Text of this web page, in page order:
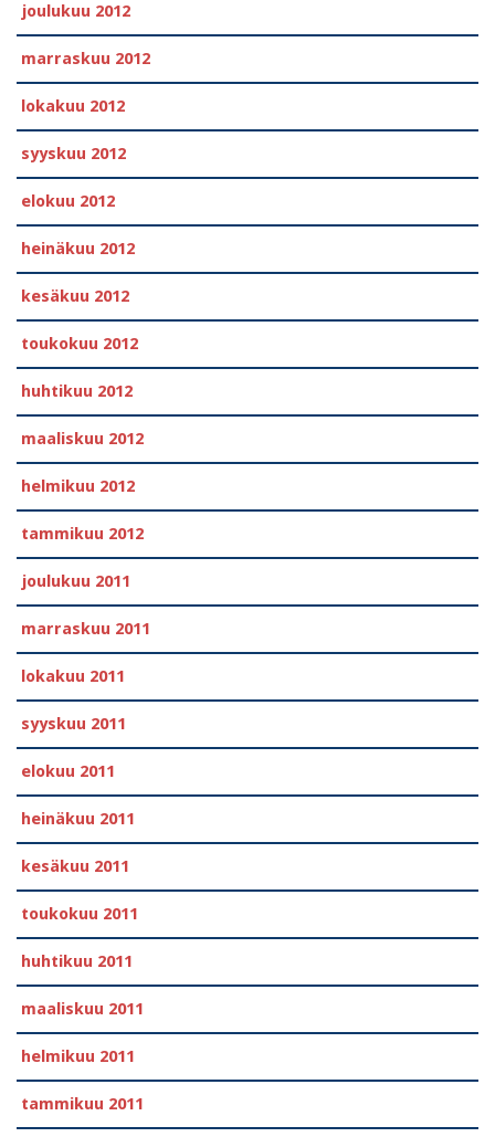
joulukuu 2012
marraskuu 2012
lokakuu 2012
syyskuu 2012
elokuu 2012
heinäkuu 2012
kesäkuu 2012
toukokuu 2012
huhtikuu 2012
maaliskuu 2012
helmikuu 2012
tammikuu 2012
joulukuu 2011
marraskuu 2011
lokakuu 2011
syyskuu 2011
elokuu 2011
heinäkuu 2011
kesäkuu 2011
toukokuu 2011
huhtikuu 2011
maaliskuu 2011
helmikuu 2011
tammikuu 2011